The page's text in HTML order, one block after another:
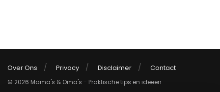
Over Ons Privacy Disclaimer Contact
© 2026 Mama's & Oma's - Praktische tips en ideeën